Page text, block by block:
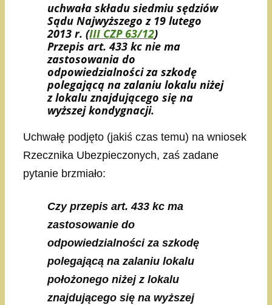
uchwała składu siedmiu sędziów
Sądu Najwyższego z 19 lutego
2013 r. (III CZP 63/12)
Przepis art. 433 kc nie ma
zastosowania do
odpowiedzialności za szkodę
polegającą na zalaniu lokalu niżej
z lokalu znajdującego się na
wyższej kondygnacji.
Uchwałę podjęto (jakiś czas temu) na wniosek
Rzecznika Ubezpieczonych, zaś zadane
pytanie brzmiało:
Czy przepis art. 433 kc ma
zastosowanie do
odpowiedzialności za szkodę
polegającą na zalaniu lokalu
położonego niżej z lokalu
znajdującego się na wyższej